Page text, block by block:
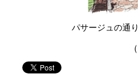
パサージュの通